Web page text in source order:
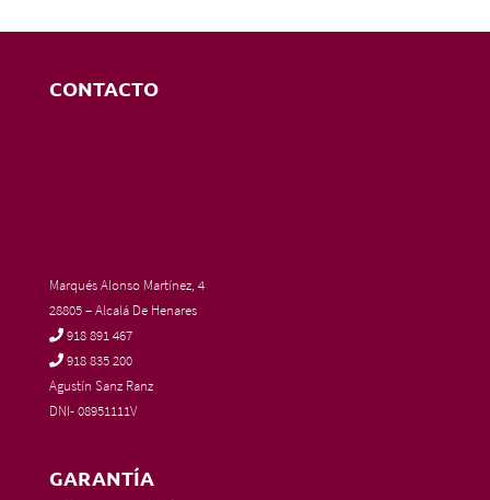
CONTACTO
Marqués Alonso Martínez, 4
28805 – Alcalá De Henares
918 891 467
918 835 200
Agustín Sanz Ranz
DNI- 08951111V
GARANTÍA